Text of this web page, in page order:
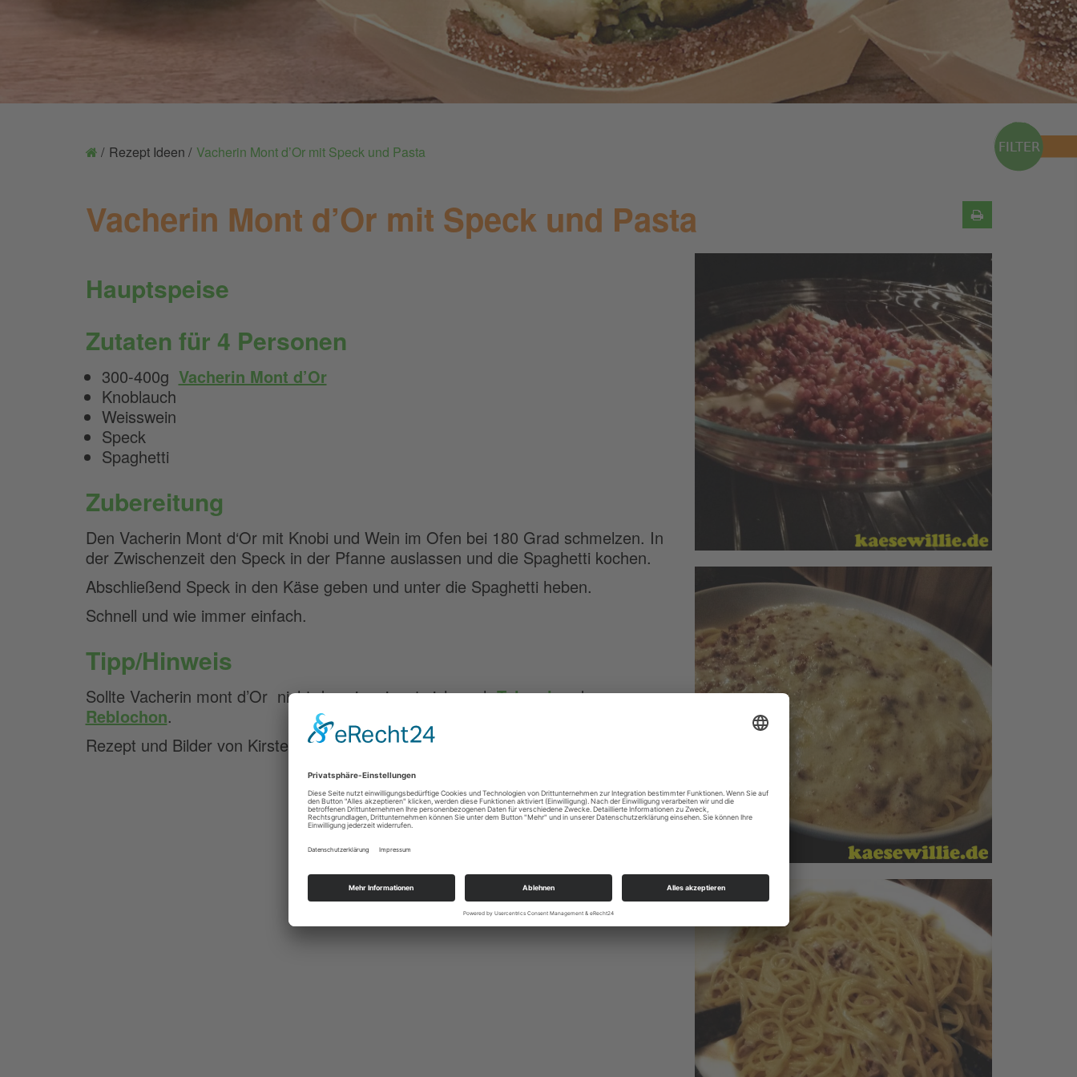
Rezept Ideen Vacherin Mont d’Or mit Speck und Pasta
Vacherin Mont d’Or mit Speck und Pasta
Hauptspeise
Zutaten für 4 Personen
300-400g Vacherin Mont d’Or
Knoblauch
Weisswein
Speck
Spaghetti
Zubereitung
Den Vacherin Mont d‘Or mit Knobi und Wein im Ofen bei 180 Grad schmelzen. In
der Zwischenzeit den Speck in der Pfanne auslassen und die Spaghetti kochen.
Abschließend Speck in den Käse geben und unter die Spaghetti heben.
Schnell und wie immer einfach.
Tipp/Hinweis
Sollte Vacherin mont d’Or nicht da sein, eignet sich auchTaleggiooder
Reblochon.
Rezept und Bilder von Kirsten